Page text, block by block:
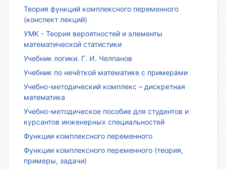
Теория функций комплексного переменного
(конспект лекций)
УМК - Теория вероятностей и элементы
математической статистики
Учебник логики. Г. И. Челпанов
Учебник по нечёткой математике с примерами
Учебно-методический комплекс – дискретная
математика
Учебно-методическое пособие для студентов и
курсантов инженерных специальностей
Функции комплексного переменного
Функции комплексного переменного (теория,
примеры, задачи)